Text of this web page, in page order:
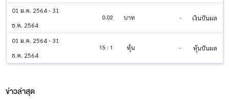
01 ม.ค. 2564 - 31
ธ.ค. 2564
0.02 บาท - เงินปันผล
01 ม.ค. 2564 - 31
ธ.ค. 2564
15 : 1 หุ้น - หุ้นปันผล
ข่าวล่าสุด